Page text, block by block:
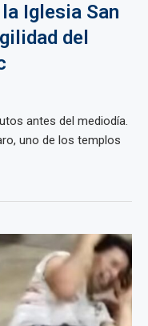
Iglesia San
del
antes del mediodía.
uno de los templos